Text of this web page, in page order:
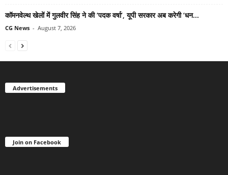
कॉमनवेल्थ खेलों में गुलवीर सिंह ने की ‘पदक वर्षा’, यूपी सरकार अब करेगी ‘धन...
CG News - August 7, 2026
Advertisements
Join on Facebook